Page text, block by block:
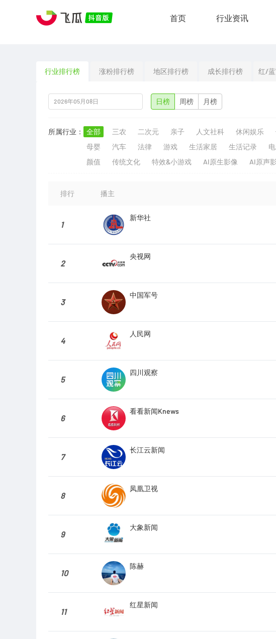
首页 行业资讯
行业排行榜 涨粉排行榜 地区排行榜 成长排行榜 红/
日榜 周榜 月榜
所属行业： 全部 三农 二次元 亲子 人文社科 休闲娱乐
母婴
汽车 法律 游戏 生活家居 生活记录
颜值
传统文化 特效&小游戏 AI原生影像 AI原声
排行 播主
1
新华社
2
央视网
3
中国军号
4
人民网
5
四川观察
6
看看新闻Knews
7
长江云新闻
8
凤凰卫视
9
大象新闻
10
陈赫
11
红星新闻